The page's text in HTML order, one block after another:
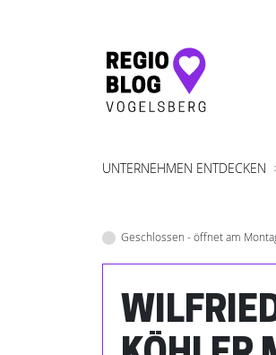
Hauptnavigation
UNTERNEHMEN ENTDECKEN
Geschlossen - öffnet am